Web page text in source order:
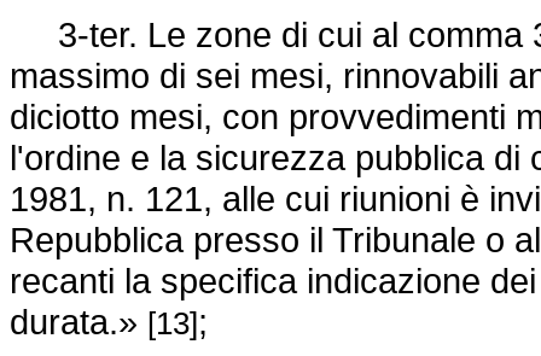
3-ter. Le zone di cui al comma
massimo di sei mesi, rinnovabili
diciotto mesi, con provvedimenti
l'ordine e la sicurezza pubblica di
1981, n. 121, alle cui riunioni è
Repubblica presso il Tribunale o
recanti la specifica indicazione
durata.» [13];